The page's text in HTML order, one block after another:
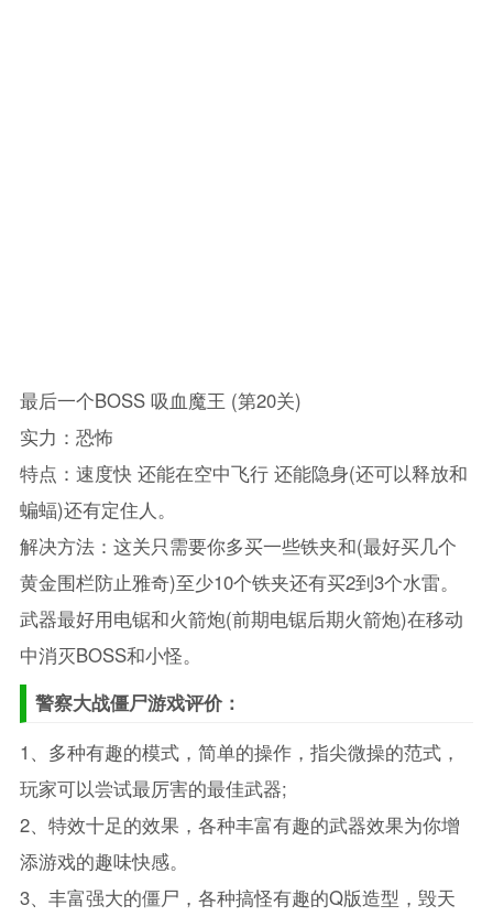
最后一个BOSS 吸血魔王 (第20关)
实力：恐怖
特点：速度快 还能在空中飞行 还能隐身(还可以释放和
蝙蝠)还有定住人。
解决方法：这关只需要你多买一些铁夹和(最好买几个
黄金围栏防止雅奇)至少10个铁夹还有买2到3个水雷。
武器最好用电锯和火箭炮(前期电锯后期火箭炮)在移动
中消灭BOSS和小怪。
警察大战僵尸游戏评价：
1、多种有趣的模式，简单的操作，指尖微操的范式，
玩家可以尝试最厉害的最佳武器;
2、特效十足的效果，各种丰富有趣的武器效果为你增
添游戏的趣味快感。
3、丰富强大的僵尸，各种搞怪有趣的Q版造型，毁天